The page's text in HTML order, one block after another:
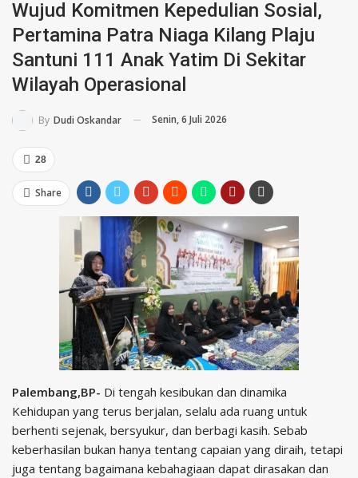
Wujud Komitmen Kepedulian Sosial,
Pertamina Patra Niaga Kilang Plaju
Santuni 111 Anak Yatim Di Sekitar
Wilayah Operasional
By Dudi Oskandar Senin, 6 Juli 2026
28
Share
Palembang,BP- Di tengah kesibukan dan dinamika
Kehidupan yang terus berjalan, selalu ada ruang untuk
berhenti sejenak, bersyukur, dan berbagi kasih. Sebab
keberhasilan bukan hanya tentang capaian yang diraih, tetapi
juga tentang bagaimana kebahagiaan dapat dirasakan dan